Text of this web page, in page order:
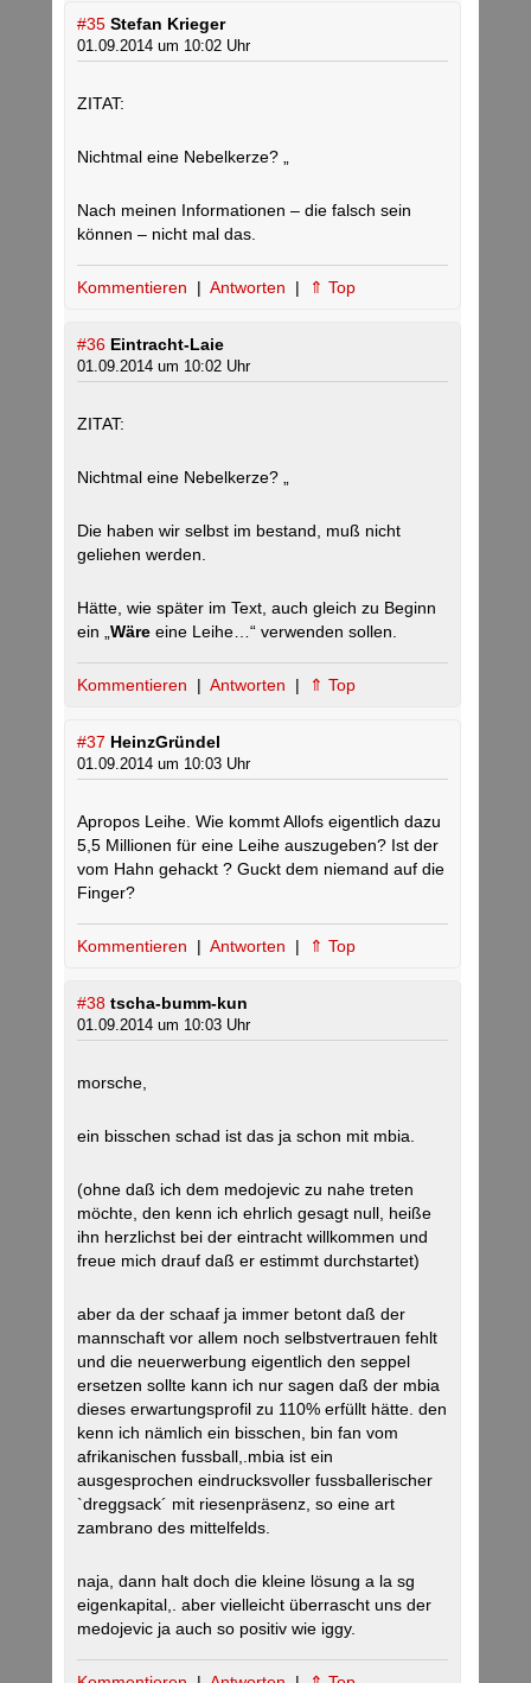
#35 Stefan Krieger
01.09.2014 um 10:02 Uhr
ZITAT:
Nichtmal eine Nebelkerze? „
Nach meinen Informationen – die falsch sein
können – nicht mal das.
Kommentieren | Antworten | ⇑ Top
#36 Eintracht-Laie
01.09.2014 um 10:02 Uhr
ZITAT:
Nichtmal eine Nebelkerze? „
Die haben wir selbst im bestand, muß nicht
geliehen werden.
Hätte, wie später im Text, auch gleich zu Beginn
ein „ Wäre eine Leihe…“ verwenden sollen.
Kommentieren | Antworten | ⇑ Top
#37 HeinzGründel
01.09.2014 um 10:03 Uhr
Apropos Leihe. Wie kommt Allofs eigentlich dazu
5,5 Millionen für eine Leihe auszugeben? Ist der
vom Hahn gehackt ? Guckt dem niemand auf die
Finger?
Kommentieren | Antworten | ⇑ Top
#38 tscha-bumm-kun
01.09.2014 um 10:03 Uhr
morsche,
ein bisschen schad ist das ja schon mit mbia.
(ohne daß ich dem medojevic zu nahe treten
möchte, den kenn ich ehrlich gesagt null, heiße
ihn herzlichst bei der eintracht willkommen und
freue mich drauf daß er estimmt durchstartet)
aber da der schaaf ja immer betont daß der
mannschaft vor allem noch selbstvertrauen fehlt
und die neuerwerbung eigentlich den seppel
ersetzen sollte kann ich nur sagen daß der mbia
dieses erwartungsprofil zu 110% erfüllt hätte. den
kenn ich nämlich ein bisschen, bin fan vom
afrikanischen fussball,.mbia ist ein
ausgesprochen eindrucksvoller fussballerischer
`dreggsack´ mit riesenpräsenz, so eine art
zambrano des mittelfelds.
naja, dann halt doch die kleine lösung a la sg
eigenkapital,. aber vielleicht überrascht uns der
medojevic ja auch so positiv wie iggy.